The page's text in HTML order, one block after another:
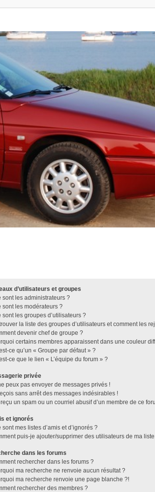
d’utilisateurs et groupes
sont les administrateurs ?
sont les modérateurs ?
sont les groupes d’utilisateurs ?
la liste des groupes d’utilisateurs et comment les
devenir chef de groupe ?
certains membres apparaissent dans une couleur
ce qu’un « Groupe par défaut » ?
ce que le lien « L’équipe du forum » ?
privée
peux pas envoyer de messages privés !
sans arrêt des messages indésirables !
reçu un spam ou un courriel abusif d’un membre de ce
et ignorés
sont mes listes d’amis et d’ignorés ?
puis-je ajouter/supprimer des utilisateurs de ma liste
dans les forums
rechercher dans les forums ?
ma recherche ne renvoie aucun résultat ?
ma recherche renvoie une page blanche ?!
rechercher des membres ?